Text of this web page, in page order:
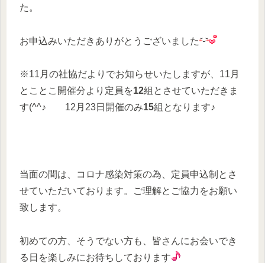
た。
お申込みいただきありがとうございました
※11月の社協だよりでお知らせいたしますが、11月
とことこ開催分より定員を12組とさせていただきま
す(^^♪ 12月23日開催のみ15組となります♪
当面の間は、コロナ感染対策の為、定員申込制とさ
せていただいております。ご理解とご協力をお願い
致します。
初めての方、そうでない方も、皆さんにお会いでき
る日を楽しみにお待ちしております